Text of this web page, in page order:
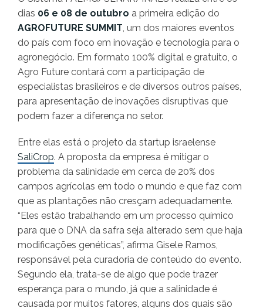
dias 06 e 08 de outubro a primeira edição do
AGROFUTURE SUMMIT , um dos maiores eventos
do país com foco em inovação e tecnologia para o
agronegócio. Em formato 100% digital e gratuito, o
Agro Future contará com a participação de
especialistas brasileiros e de diversos outros países,
para apresentação de inovações disruptivas que
podem fazer a diferença no setor.
Entre elas está o projeto da startup israelense
SaliCrop. A proposta da empresa é mitigar o
problema da salinidade em cerca de 20% dos
campos agrícolas em todo o mundo e que faz com
que as plantações não cresçam adequadamente.
“Eles estão trabalhando em um processo químico
para que o DNA da safra seja alterado sem que haja
modificações genéticas”, afirma Gisele Ramos,
responsável pela curadoria de conteúdo do evento.
Segundo ela, trata-se de algo que pode trazer
esperança para o mundo, já que a salinidade é
causada por muitos fatores, alguns dos quais são